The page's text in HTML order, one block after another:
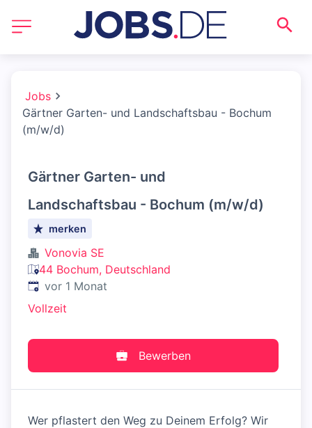
Jobs
Gärtner Garten- und Landschaftsbau - Bochum
(m/w/d)
Gärtner Garten- und
Landschaftsbau - Bochum (m/w/d)
merken
Vonovia SE
44 Bochum, Deutschland
Veröffentlicht:
vor 1 Monat
Vollzeit
Bewerben
Wer pflastert den Weg zu Deinem Erfolg? Wir